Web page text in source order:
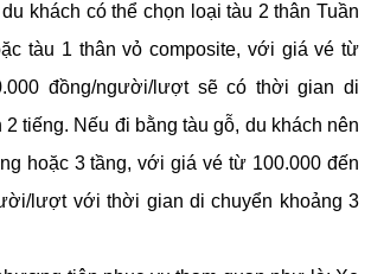
khách có thể chọn loại tàu 2 thân Tuần
tàu 1 thân vỏ composite, với giá vé từ
đồng/người/lượt sẽ có thời gian di
tiếng. Nếu đi bằng tàu gỗ, du khách nên
hoặc 3 tầng, với giá vé từ 100.000 đến
lượt với thời gian di chuyển khoảng 3